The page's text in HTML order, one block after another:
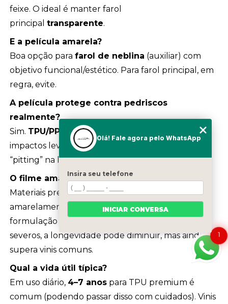
feixe. O ideal é manter farol
principaltransparente.
E a película amarela?
Boa opção parafarol de neblina (auxiliar) com
objetivo funcional/estético. Para farol principal, em
regra, evite.
A película protege contra pedriscos
realmente?
Sim. TPU/PPF
oferece excelente resistência a
impactos leves e médios, reduzindo trincas e
“pitting” na lente.
O filme amarela com o tempo?
Materiais premium resistem bem ao
amarelamento. Filtragem UV, topcoat e
formulação fazem diferença. Em climas muito
severos, a longevidade pode diminuir, mas ainda
supera vinis comuns.
Qual a vida útil típica?
Em uso diário, 4–7 anos para TPU premium é
comum (podendo passar disso com cuidados). Vinis
1
Olá! Fale agora pelo WhatsApp
Insira seu telefone
INICIAR CONVERSA